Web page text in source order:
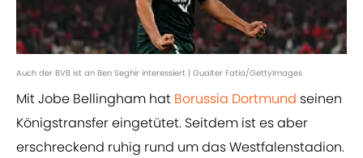
Auch der BVB ist an Ben Seghir interessiert | Gualter Fatia/GettyImages
Mit Jobe Bellingham hat Borussia Dortmund seinen
Königstransfer eingetütet. Seitdem ist es aber
erschreckend ruhig rund um das Westfalenstadion.